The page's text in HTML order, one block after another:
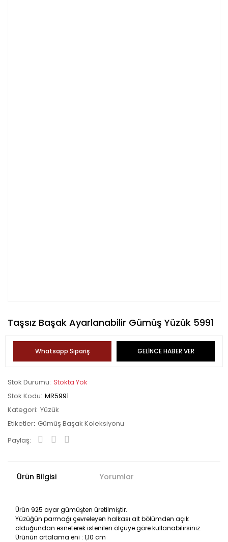
Taşsız Başak Ayarlanabilir Gümüş Yüzük 5991
Whatsapp Sipariş GELİNCE HABER VER
Stok Durumu Stokta Yok
Stok Kodu MR5991
Kategori Yüzük
Etiketler Gümüş Başak Koleksiyonu
Paylaş:
Ürün Bilgisi Yorumlar
Ürün 925 ayar gümüşten üretilmiştir.
Yüzüğün parmağı çevreleyen halkası alt bölümden açık
olduğundan esneterek istenilen ölçüye göre kullanabilirsiniz.
Ürünün ortalama eni : 1,10 cm